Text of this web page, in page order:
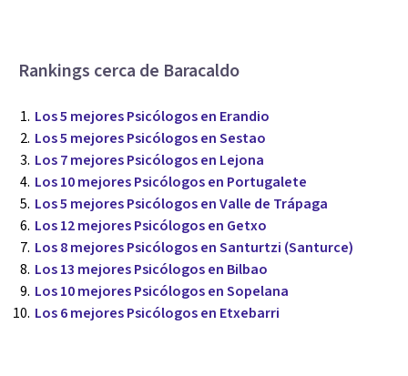
Rankings cerca de Baracaldo
Los 5 mejores Psicólogos en Erandio
Los 5 mejores Psicólogos en Sestao
Los 7 mejores Psicólogos en Lejona
Los 10 mejores Psicólogos en Portugalete
Los 5 mejores Psicólogos en Valle de Trápaga
Los 12 mejores Psicólogos en Getxo
Los 8 mejores Psicólogos en Santurtzi (Santurce)
Los 13 mejores Psicólogos en Bilbao
Los 10 mejores Psicólogos en Sopelana
Los 6 mejores Psicólogos en Etxebarri